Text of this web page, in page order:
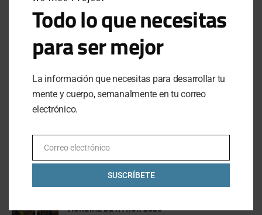
SUBSCRIBE
Al hacer clic en este botón, confirmas que has leído y
estas de acuerdo con nuestros términos de uso respecto al
almacenamiento de información enviada por esta forma.
LO MÁS VISTO
MUNDIAL DE HYROX 2026
Todo lo que necesitas
para ser mejor
La información que necesitas para desarrollar tu
mente y cuerpo, semanalmente en tu correo
electrónico.
EmailCorreo electrónico
SUSCRÍBETE